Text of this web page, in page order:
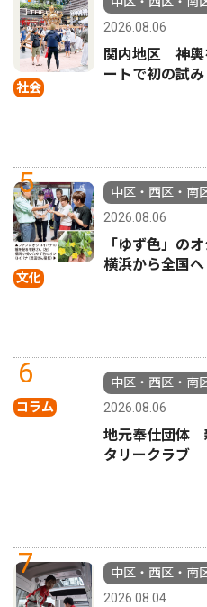
社会
2026.08.06
関内地区 神
ートで初の試み
5
文化
中区・西区・南
2026.08.06
「ゆず色」の
横浜から全国へ
6
コラム
中区・西区・南
2026.08.06
地元奉仕団体
タリークラブ
7
中区・西区・南
2026.08.04